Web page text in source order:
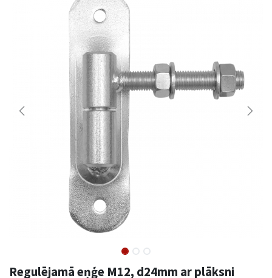
Regulējamā eņģe M12, d24mm ar plāksni